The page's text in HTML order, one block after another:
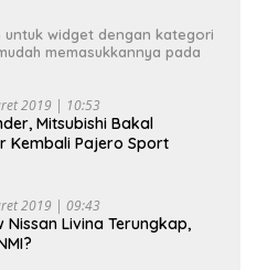
widget dengan kategori
memasukkannya pada
2019 | 10:53
Mitsubishi Bakal
Kembali Pajero Sport
2019 | 09:43
Nissan Livina Terungkap,